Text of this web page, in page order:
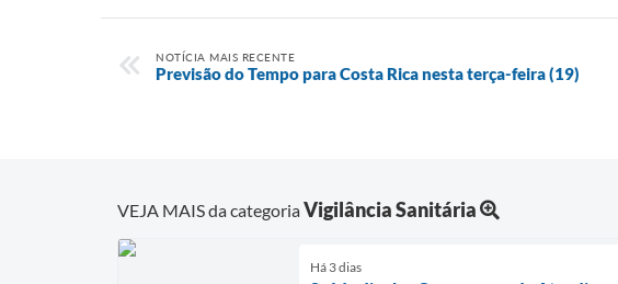
NOTÍCIA MAIS RECENTE
Previsão do Tempo para Costa Rica nesta terça-feira (19)
VEJA MAIS da categoriaVigilância Sanitária
Há 3 dias